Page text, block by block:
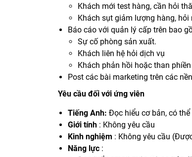
Khách mới test hàng, cần hỏi
Khách sụt giảm lượng hàng, hỏi
Báo cáo với quản lý cấp trên bao
Sự cố phòng sản xuất.
Khách liên hệ hỏi dịch vụ
Khách phản hồi hoặc than
Post các bài marketing trên các
Yêu cầu đối với ứng viên
Tiếng Anh: Đọc hiểu cơ bản, có
Giới tính : Không yêu cầu
Kinh nghiệm : Không yêu cầu
Năng lực :